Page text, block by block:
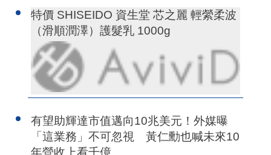
特價 SHISEIDO 資生堂 芯之麗 輕縈柔波
（滑順潤澤）護髮乳 1000g
有望助輝達市值邁向10兆美元！外媒曝
「這業務」不可忽視 黃仁勳也喊未來10
年營收上看千億